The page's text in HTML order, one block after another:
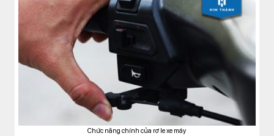
Chức năng chính của rơ le xe máy